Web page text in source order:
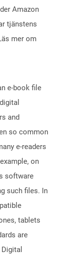
Amazon
tjänstens
mer om
e-book file
and
so common
e-readers
on
software
such files. In
tablets
are